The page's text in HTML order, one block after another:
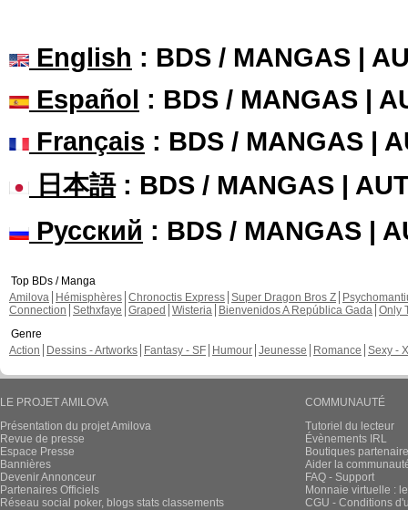
English : BDS / MANGAS |
Español : BDS / MANGAS |
Français : BDS / MANGAS |
日本語: BDS / MANGAS |
Русский : BDS / MANGAS |
Top BDs / Manga
Amilova
Hémisphères Chronoctis Express Super Dragon Bros Z
Connection Sethxfaye Graped Wisteria Bienvenidos A República Gada Only
Genre
Action
Dessins - Artworks Fantasy - SF Humour Jeunesse Romance Sexy -
LE PROJET AMILOVA
Présentation du projet Amilova
Revue de presse
Espace Presse
Bannières
Devenir Annonceur
Partenaires Officiels
Réseau social poker, blogs stats classements
COMMUNAUTÉ
Tutoriel du lecteur
Évènements IRL
Boutiques
Aider la
FAQ - Support
Monnaie virtuelle :
CGU - Conditions